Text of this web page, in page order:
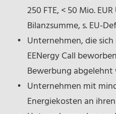
250 FTE, < 50 Mio.
Bilanzsumme, s. EU-
Unternehmen, die
EENergy Call
Bewerbung abgelehnt
Unternehmen mit
Energiekosten an